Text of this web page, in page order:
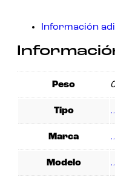
Información
Peso
Tipo
Marca
Modelo
se usa la
Para que
nuestra web
funcione lo
mejor posible
visita. Si
algunas
funcionalidades